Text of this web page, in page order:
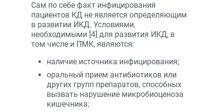
Сам по себе факт инфицирования
пациентов КД не является определяющим
в развитии ИКД. Условиями,
необходимыми [4] для развития ИКД, в
том числе и ПМК, являются:
наличие источника инфицирования;
оральный прием антибиотиков или
других групп препаратов, способных
вызвать нарушение микробиоценоза
кишечника;